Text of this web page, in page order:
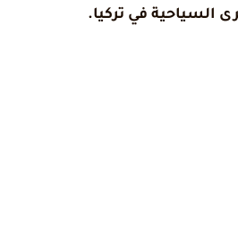
السياحية في تركيا.